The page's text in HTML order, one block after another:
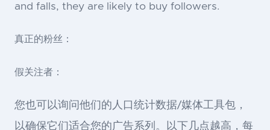
and falls, they are likely to buy followers.
真正的粉丝：
假关注者：
您也可以询问他们的人口统计数据/媒体工具包，
以确保它们适合您的广告系列。以下几点越高，每